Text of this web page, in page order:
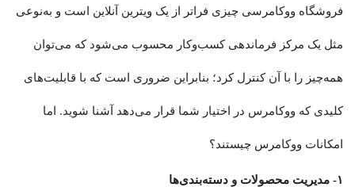
فروشگاه ووکامرسی چیزی فراتر از یک ویترین آنلاین است و به‌نوعی
مثل یک مرکز فرماندهی کسب‌وکار محسوب می‌شود که می‌توان
همه‌چیز را با آن کنترل کرد؛ بنابراین ضروری است که با قابلیت‌های
کلیدی که ووکامرس در اختیار شما قرار می‌دهد آشنا شوید. اما
امکانات ووکامرس چیستند؟
۱- مدیریت محصولات و دسته‌بندی‌ها